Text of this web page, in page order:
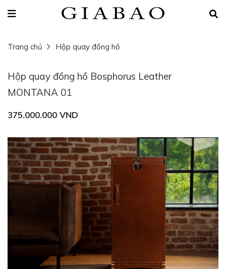
Trang chủ Hộp quay đồng hồ
Hộp quay đồng hồ Bosphorus Leather
MONTANA 01
375.000.000 VND